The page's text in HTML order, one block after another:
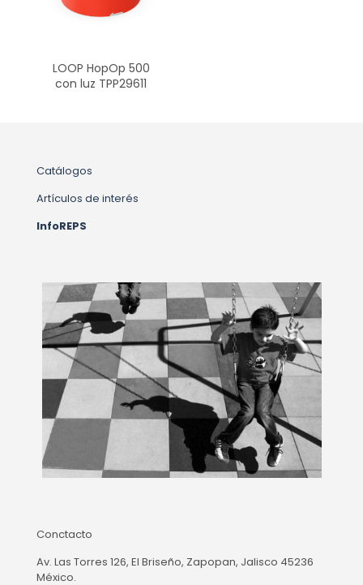
LOOP HopOp 500
con luz TPP29611
Catálogos
Artículos de interés
InfoREPS
Conctacto
Av. Las Torres 126, El Briseño, Zapopan, Jalisco 45236
México.